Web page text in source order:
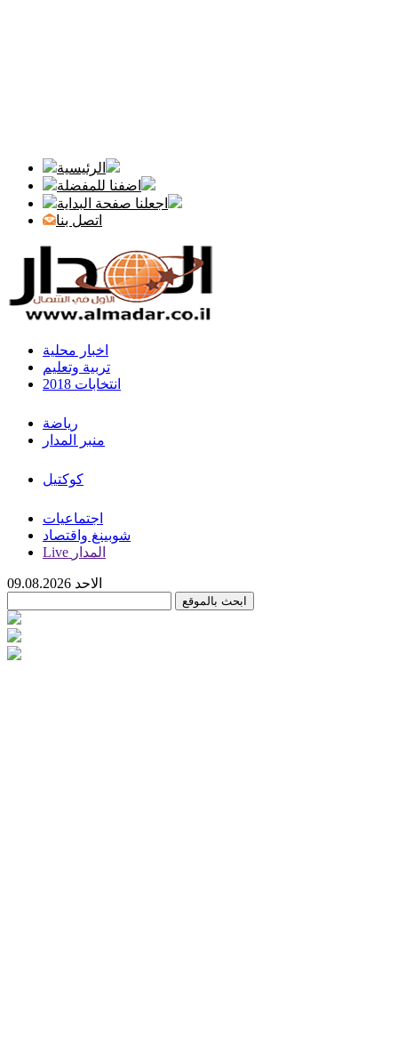
الرئيسية
اضفنا للمفضلة
اجعلنا صفحة البداية
اتصل بنا
اخبار محلية
تربية وتعليم
انتخابات 2018
رياضة
منبر المدار
كوكتيل
اجتماعيات
شوبينغ واقتصاد
Live المدار